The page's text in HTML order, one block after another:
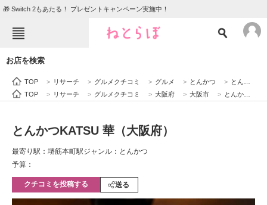
🎁 Switch 2もあたる！ プレゼントキャンペーン実施中！
エンタメ クイズ
住まい 教育・育児
動物
会員記事
お店を検索
TOP > リサーチ > グルメクチコミ > グルメ > とんかつ > とんかつKATSU 華（大阪府）
TOP
> リサーチ > グルメクチコミ > 大阪府 > 大阪市 > とんかつKATSU 華（大阪府）
とんかつKATSU 華（大阪府）
最寄り駅：堺筋本町駅ジャンル：とんかつ
予算：
クチコミを投稿する 送る